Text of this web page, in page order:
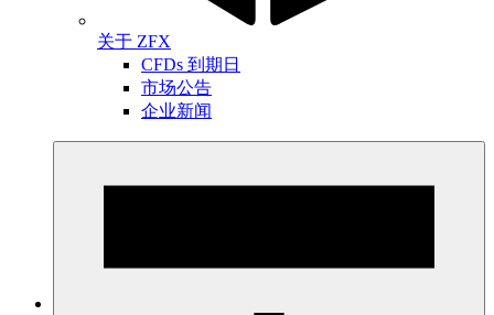
关于 ZFX
CFDs 到期日
市场公告
企业新闻